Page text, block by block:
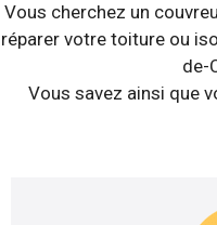
Vous cherchez un
réparer votre toiture ou
de-
Vous savez ainsi que